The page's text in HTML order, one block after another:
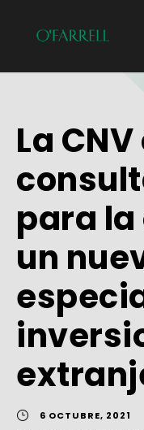
La
para
un
6 OCTUBRE, 2021